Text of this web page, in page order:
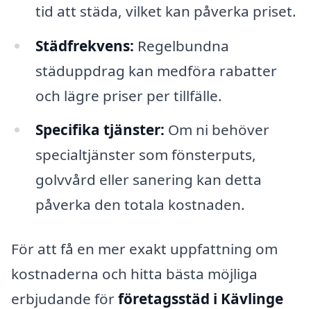
tid att städa, vilket kan påverka priset.
Städfrekvens: Regelbundna
städuppdrag kan medföra rabatter
och lägre priser per tillfälle.
Specifika tjänster: Om ni behöver
specialtjänster som fönsterputs,
golvvård eller sanering kan detta
påverka den totala kostnaden.
För att få en mer exakt uppfattning om
kostnaderna och hitta bästa möjliga
erbjudande förföretagsstäd i Kävlinge